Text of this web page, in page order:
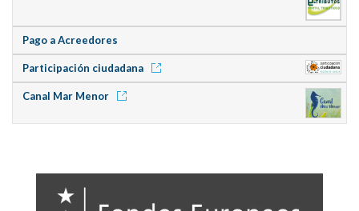
Pago a Acreedores
Participación ciudadana
Canal Mar Menor